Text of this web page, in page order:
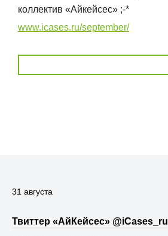
коллектив «Айкейсес» ;-*
www.icases.ru/september/
31 августа
Твиттер «АйКейсес» ‏@iCases_ru